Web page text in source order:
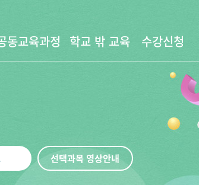
동교육과정 학교 밖 교육 수강신청
선택과목 영상안내